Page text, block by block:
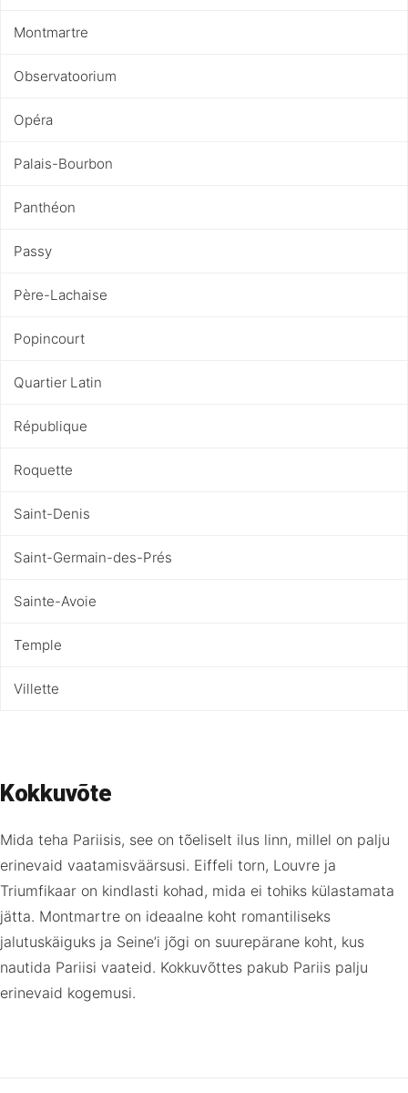
Montmartre
Observatoorium
Opéra
Palais-Bourbon
Panthéon
Passy
Père-Lachaise
Popincourt
Quartier Latin
République
Roquette
Saint-Denis
Saint-Germain-des-Prés
Sainte-Avoie
Temple
Villette
Kokkuvõte
Mida teha Pariisis, see on tõeliselt ilus linn, millel on palju
erinevaid vaatamisväärsusi. Eiffeli torn, Louvre ja
Triumfikaar on kindlasti kohad, mida ei tohiks külastamata
jätta. Montmartre on ideaalne koht romantiliseks
jalutuskäiguks ja Seine’i jõgi on suurepärane koht, kus
nautida Pariisi vaateid. Kokkuvõttes pakub Pariis palju
erinevaid kogemusi.